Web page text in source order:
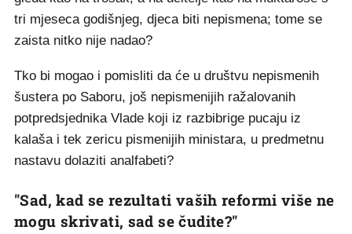
tri mjeseca godišnjeg, djeca biti nepismena; tome se
zaista nitko nije nadao?
Tko bi mogao i pomisliti da će u društvu nepismenih
šustera po Saboru, još nepismenijih ražalovanih
potpredsjednika Vlade koji iz razbibrige pucaju iz
kalaša i tek zericu pismenijih ministara, u predmetnu
nastavu dolaziti analfabeti?
"Sad, kad se rezultati vaših reformi više ne
mogu skrivati, sad se čudite?"